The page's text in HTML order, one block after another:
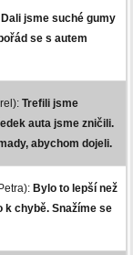
Dali jsme suché gumy
se s autem
Trefili jsme
auta jsme zničili.
abychom dojeli.
Bylo to lepší než
k chybě. Snažíme se